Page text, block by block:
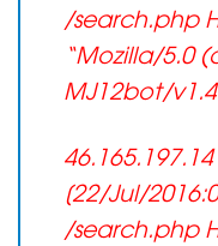
/search.php
“Mozilla/5.0
MJ12bot/
[22/Jul/
/search.php